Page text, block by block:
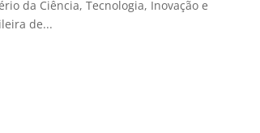
da Ciência, Tecnologia, Inovação e
de...